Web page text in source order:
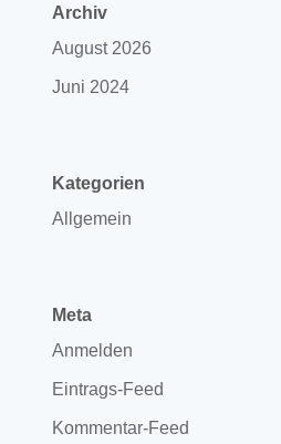
Archiv
August 2026
Juni 2024
Kategorien
Allgemein
Meta
Anmelden
Eintrags-Feed
Kommentar-Feed